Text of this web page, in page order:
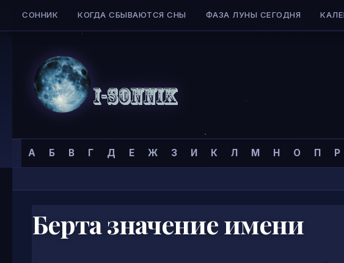
Skip to content
СОННИК КОГДА СБЫВАЮТСЯ СНЫ ФАЗА ЛУНЫ СЕГОДНЯ
Сонник
I-
А Б В Г Д Е Ж З И К Л М Н О П Р
Главная страница »Тайна имени »Имена для женщин»
Берта значение имени